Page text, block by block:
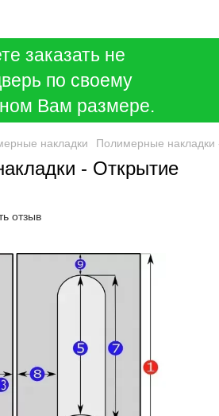
заказать не
по своему
Вам размере.
накладки Полимерные накладки
- Открытие
отзыв